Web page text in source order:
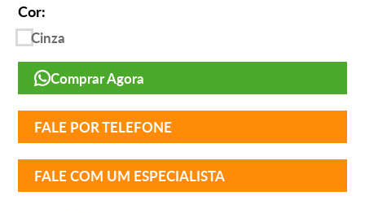
Cor:
Cinza
Comprar Agora
FALE POR TELEFONE
FALE COM UM ESPECIALISTA